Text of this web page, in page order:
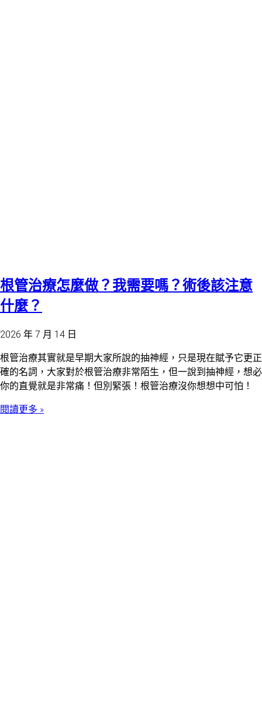
根管治療怎麼做？我需要嗎？術後該注意
什麼？
2026 年 7 月 14 日
根管治療其實就是早期大家所說的抽神經，只是現在賦予它更正
確的名詞，大家對於根管治療非常陌生，但一說到抽神經，想必
你的直覺就是非常痛！但別緊張！根管治療沒你想想中可怕！
閱讀更多 »